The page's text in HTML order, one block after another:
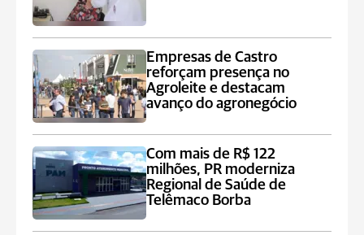
Empresas de Castro
reforçam presença no
Agroleite e destacam
avanço do agronegócio
Com mais de R$ 122
milhões, PR moderniza
Regional de Saúde de
Telêmaco Borba